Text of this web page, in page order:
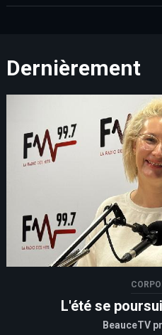
Dernièrement
L'été se
BeauceTV